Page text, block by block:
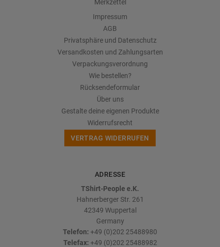
Merkzettel
Impressum
AGB
Privatsphäre und Datenschutz
Versandkosten und Zahlungsarten
Verpackungsverordnung
Wie bestellen?
Rücksendeformular
Über uns
Gestalte deine eigenen Produkte
Widerrufsrecht
VERTRAG WIDERRUFEN
ADRESSE
TShirt-People e.K.
Hahnerberger Str. 261
42349 Wuppertal
Germany
Telefon: +49 (0)202 25488980
Telefax: +49 (0)202 25488982